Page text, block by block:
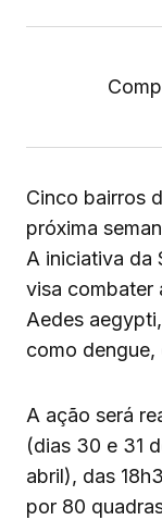
Cinco bairros
próxima
A iniciativa da
visa combater
Aedes
como dengue,
A ação será
(dias 30 e 31
abril), das
por 80